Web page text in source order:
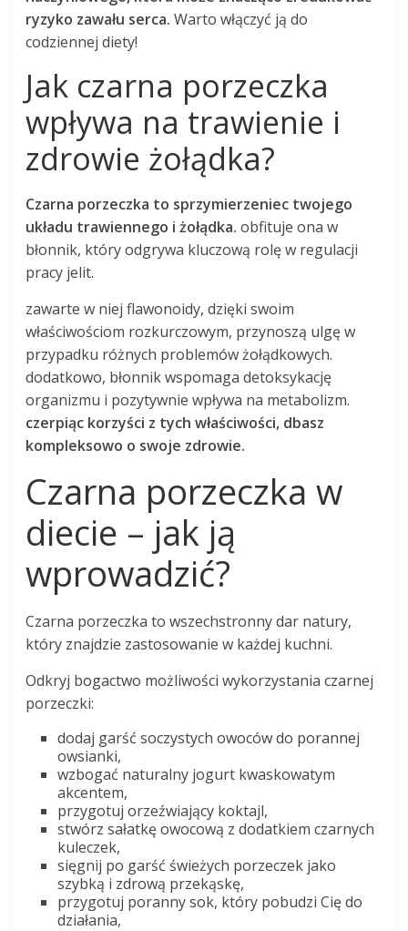
ryzyko zawału serca. Warto włączyć ją do
codziennej diety!
Jak czarna porzeczka
wpływa na trawienie i
zdrowie żołądka?
Czarna porzeczka to sprzymierzeniec twojego
układu trawiennego i żołądka. obfituje ona w
błonnik, który odgrywa kluczową rolę w regulacji
pracy jelit.
zawarte w niej flawonoidy, dzięki swoim
właściwościom rozkurczowym, przynoszą ulgę w
przypadku różnych problemów żołądkowych.
dodatkowo, błonnik wspomaga detoksykację
organizmu i pozytywnie wpływa na metabolizm.
czerpiąc korzyści z tych właściwości, dbasz
kompleksowo o swoje zdrowie.
Czarna porzeczka w
diecie – jak ją
wprowadzić?
Czarna porzeczka to wszechstronny dar natury,
który znajdzie zastosowanie w każdej kuchni.
Odkryj bogactwo możliwości wykorzystania czarnej
porzeczki:
dodaj garść soczystych owoców do porannej
owsianki,
wzbogać naturalny jogurt kwaskowatym
akcentem,
przygotuj orzeźwiający koktajl,
stwórz sałatkę owocową z dodatkiem czarnych
kuleczek,
sięgnij po garść świeżych porzeczek jako
szybką i zdrową przekąskę,
przygotuj poranny sok, który pobudzi Cię do
działania,